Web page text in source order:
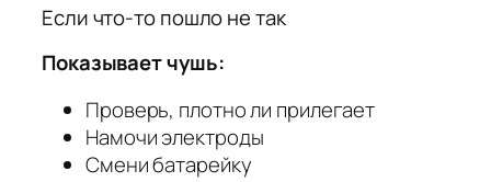
Если что-то пошло не так
Показывает чушь:
Проверь, плотно ли прилегает
Намочи электроды
Смени батарейку